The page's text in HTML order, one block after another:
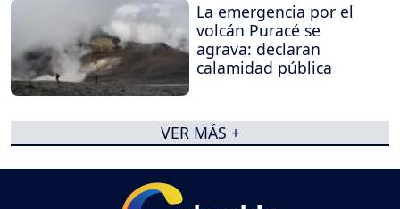
La emergencia por el
volcán Puracé se
agrava: declaran
calamidad pública
VER MÁS +